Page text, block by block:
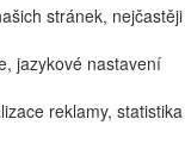
stránek, nejčastěji
jazykové nastavení
reklamy, statistika